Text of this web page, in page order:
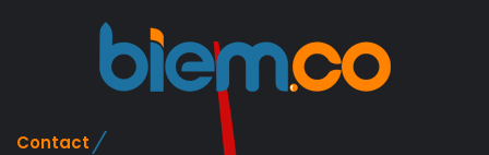
Contact